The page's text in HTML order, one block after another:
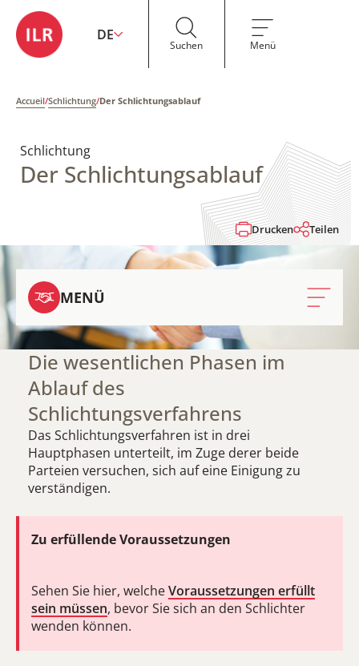
DE
Suchen Menü
Accueil/Schlichtung/Der Schlichtungsablauf
Schlichtung
Der Schlichtungsablauf
Drucken Teilen
MENÜ
Die wesentlichen Phasen im
Ablauf des
Schlichtungsverfahrens
Das Schlichtungsverfahren ist in drei
Hauptphasen unterteilt, im Zuge derer beide
Parteien versuchen, sich auf eine Einigung zu
verständigen.
Zu erfüllende Voraussetzungen
Sehen Sie hier, welcheVoraussetzungen erfüllt
sein müssen, bevor Sie sich an den Schlichter
wenden können.